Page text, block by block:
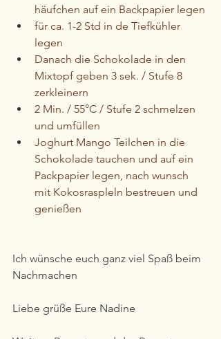
häufchen auf ein Backpapier legen
für ca. 1-2 Std in de Tiefkühler
legen
Danach die Schokolade in den
Mixtopf geben 3 sek. / Stufe 8
zerkleinern
2 Min. / 55°C / Stufe 2 schmelzen
und umfüllen
Joghurt Mango Teilchen in die
Schokolade tauchen und auf ein
Packpapier legen, nach wunsch
mit Kokosraspleln bestreuen und
genießen
Ich wünsche euch ganz viel Spaß beim
Nachmachen
Liebe grüße Eure Nadine